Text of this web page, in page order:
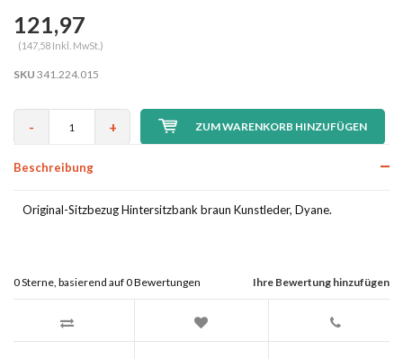
121,97
(147,58 Inkl. MwSt.)
SKU 341.224.015
- + ZUM WARENKORB HINZUFÜGEN
Beschreibung
Original-Sitzbezug Hintersitzbank braun Kunstleder, Dyane.
Ihre Bewertung hinzufügen
0Sterne, basierend auf0Bewertungen